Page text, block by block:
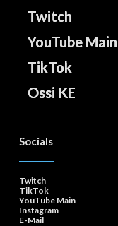
Twitch
YouTube Main
TikTok
Ossi KE
Socials
Twitch
TikTok
YouTube Main
Instagram
E-Mail